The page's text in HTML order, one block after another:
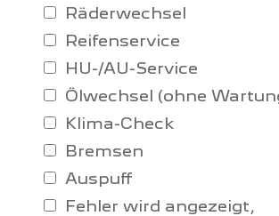
Räderwechsel
Reifenservice
HU-/AU-Service
Ölwechsel (ohne
Klima-Check
Bremsen
Auspuff
Fehler wird angezeigt,